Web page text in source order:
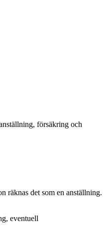
försäkring och
räknas det som en anställning.
eventuell